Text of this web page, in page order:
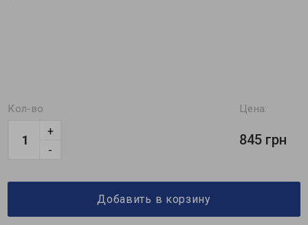
Кол-во
-
+
Цена:
845 грн
Добавить в корзину